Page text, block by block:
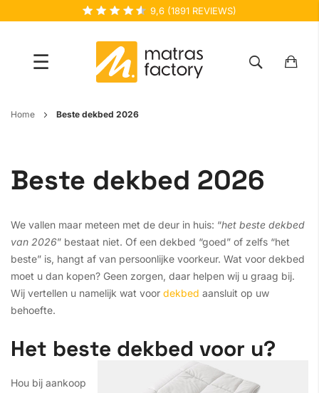
9,6 (1891 REVIEWS)
☰
Ga
Home Beste dekbed 2026
Beste dekbed 2026
We vallen maar meteen met de deur in huis: “het beste dekbed
van 2026” bestaat niet. Of een dekbed “goed” of zelfs “het
beste” is, hangt af van persoonlijke voorkeur. Wat voor dekbed
moet u dan kopen? Geen zorgen, daar helpen wij u graag bij.
Wij vertellen u namelijk wat voor dekbed aansluit op uw
behoefte.
Het beste dekbed voor u?
Hou bij aankoop